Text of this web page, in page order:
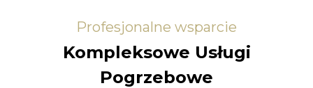
Profesjonalne wsparcie
Kompleksowe Usługi
Pogrzebowe